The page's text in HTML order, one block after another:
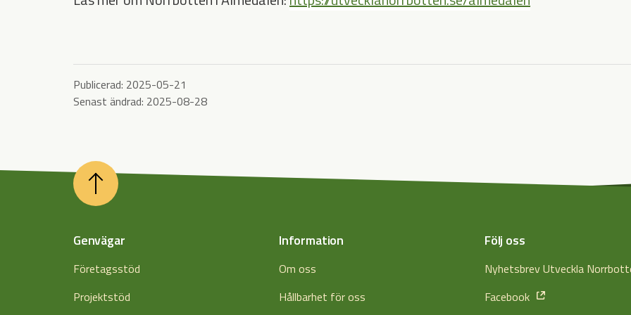
Publicerad: 2025-05-21
Senast ändrad: 2025-08-28
Genvägar
Företagsstöd
Projektstöd
Information
Om oss
Hållbarhet för oss
Följ oss
Nyhetsbrev Utveckla
Facebook